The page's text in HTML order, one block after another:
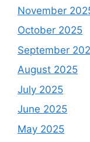
November
October 2025
September
August 2025
July 2025
June 2025
May 2025